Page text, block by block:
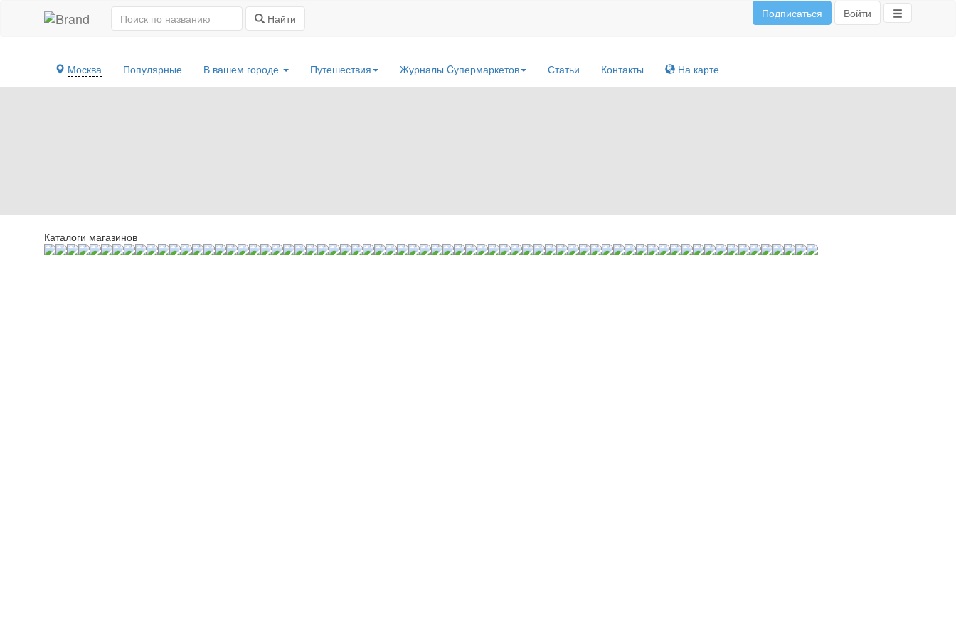
Найти Подписаться Войти
Москва Популярные В вашем городе Путешествия Журналы Cупермаркетов Статьи Контакты На карте
Каталоги магазинов